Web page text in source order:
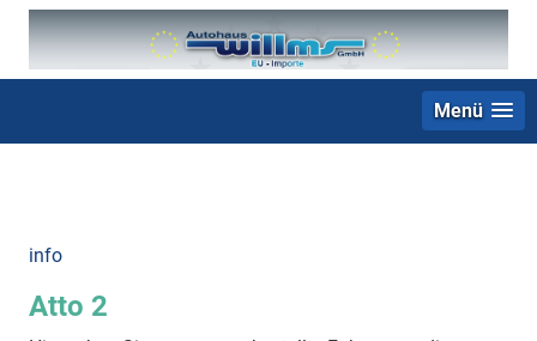
Menü
info
Atto 2